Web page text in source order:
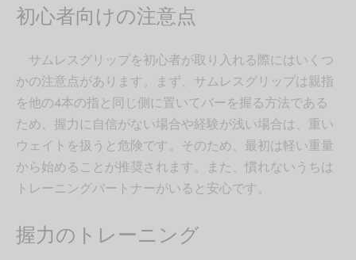
初心者向けの注意点
サムレスグリップを初心者が取り入れる際にはいくつ
かの注意点があります。まず、サムレスグリップは親指
を他の4本の指と同じ側に置いてバーを握る方法である
ため、握力に自信がない場合や経験が浅い場合は、重い
ウェイトを扱うと危険です。そのため、最初は軽い重量
から始めることが推奨されます。また、慣れないうちは
トレーニングパートナーがいると安心です。
握力のトレーニング